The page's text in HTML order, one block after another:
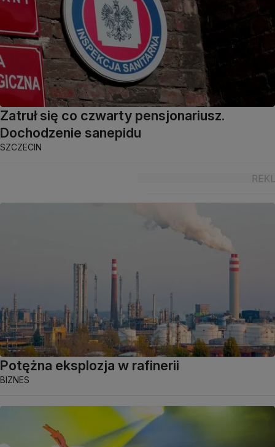
Zatruł się co czwarty pensjonariusz.
Dochodzenie sanepidu
SZCZECIN
Potężna eksplozja w rafinerii
BIZNES